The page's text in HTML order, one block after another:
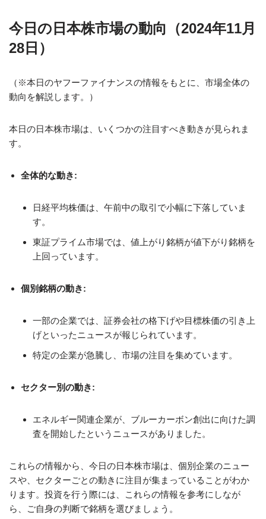
今日の日本株市場の動向（2024年11月
28日）
（※本日のヤフーファイナンスの情報をもとに、市場全体の
動向を解説します。）
本日の日本株市場は、いくつかの注目すべき動きが見られま
す。
全体的な動き:
日経平均株価は、午前中の取引で小幅に下落していま
す。
東証プライム市場では、値上がり銘柄が値下がり銘柄を
上回っています。
個別銘柄の動き:
一部の企業では、証券会社の格下げや目標株価の引き上
げといったニュースが報じられています。
特定の企業が急騰し、市場の注目を集めています。
セクター別の動き:
エネルギー関連企業が、ブルーカーボン創出に向けた調
査を開始したというニュースがありました。
これらの情報から、今日の日本株市場は、個別企業のニュー
スや、セクターごとの動きに注目が集まっていることがわか
ります。投資を行う際には、これらの情報を参考にしなが
ら、ご自身の判断で銘柄を選びましょう。